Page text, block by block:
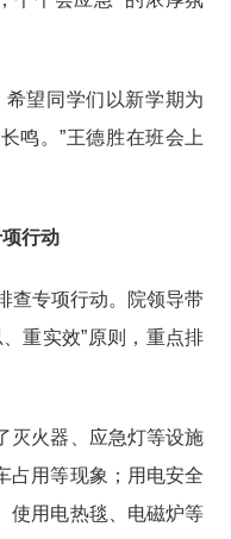
望同学们以新学期为
鸣。”王德胜在班会上
行动
查专项行动。院领导带
重实效”原则，重点排
灭火器、应急灯等设施
占用等现象；用电安全
使用电热毯、电磁炉等